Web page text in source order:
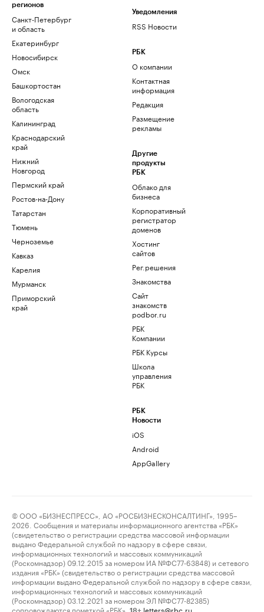
регионов
Санкт-Петербург
и область
Екатеринбург
Новосибирск
Омск
Башкортостан
Вологодская
область
Калининград
Краснодарский
край
Нижний
Новгород
Пермский край
Ростов-на-Дону
Татарстан
Тюмень
Черноземье
Кавказ
Карелия
Мурманск
Приморский
край
Уведомления
RSS Новости
РБК
О компании
Контактная
информация
Редакция
Размещение
рекламы
Другие
продукты
РБК
Облако для
бизнеса
Корпоративный
регистратор
доменов
Хостинг
сайтов
Рег.решения
Знакомства
Сайт
знакомств
podbor.ru
РБК
Компании
РБК Курсы
Школа
управления
РБК
РБК
Новости
iOS
Android
AppGallery
© ООО «БИЗНЕСПРЕСС», АО «РОСБИЗНЕСКОНСАЛТИНГ», 1995–
2026. Сообщения и материалы информационного агентства «РБК»
(свидетельство о регистрации средства массовой информации
выдано Федеральной службой по надзору в сфере связи,
информационных технологий и массовых коммуникаций
(Роскомнадзор) 09.12.2015 за номером ИА №ФС77-63848) и сетевого
издания «РБК» (свидетельство о регистрации средства массовой
информации выдано Федеральной службой по надзору в сфере связи,
информационных технологий и массовых коммуникаций
(Роскомнадзор) 03.12.2021 за номером ЭЛ №ФС77-82385)
сопровождаются пометкой «РБК».
letters@rbc.ru